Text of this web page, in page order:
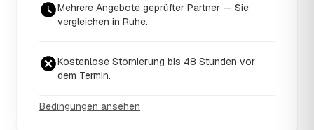
Mehrere Angebote geprüfter Partner — Sie
vergleichen in Ruhe.
Kostenlose Stornierung bis 48 Stunden vor
dem Termin.
Bedingungen ansehen